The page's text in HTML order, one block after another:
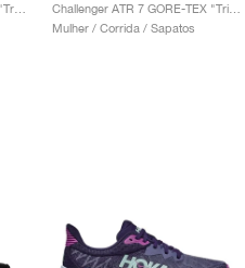
Challenger ATR 7 GORE-TEX "Trellis & Balsam Green"
Challenger ATR 7 GORE-TEX "Triple Black"
Mulher / Corrida / Sapatos